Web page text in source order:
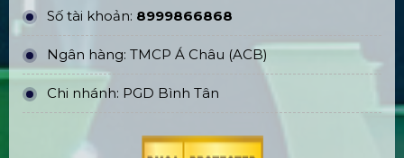
Số tài khoản: 8999866868
Ngân hàng: TMCP Á Châu (ACB)
Chi nhánh: PGD Bình Tân